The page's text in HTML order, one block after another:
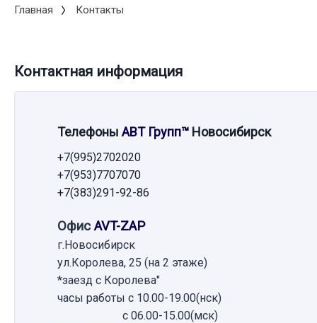
Главная Контакты
Контактная информация
Телефоны АВТ Групп™ Новосибирск
+7(995)2702020
+7(953)7707070
+7(383)291-92-86
ОфисAVT-ZAP
г.Новосибирск
ул.Королева, 25 (на 2 этаже)
*заезд с Королева"
часы работы с 10.00-19.00(нск)
с 06.00-15.00(мск)